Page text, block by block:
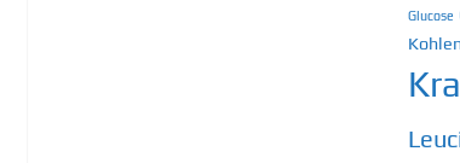
Glucose